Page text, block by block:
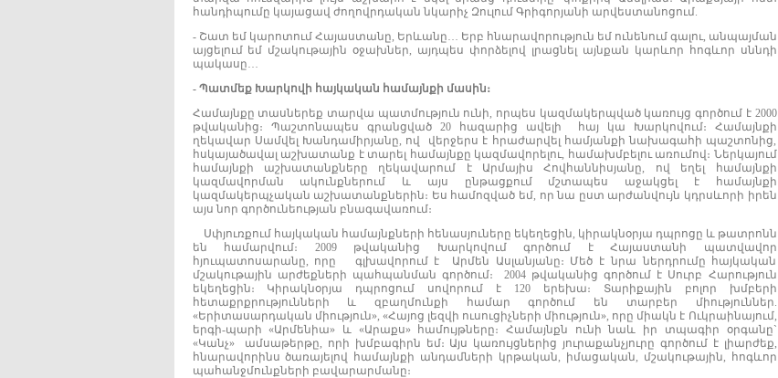
հանդիպումը կայացավ ժողովրդական նկարիչ Զուլում Գրիգորյանի արվեստանոցում.
- Շատ եմ կարոտում Հայաստանը, Երևանը… Երբ հնարավորություն եմ ունենում գալու, անպայման
այցելում եմ մշակութային օջախներ, այդպես փորձելով լրացնել այնքան կարևոր հոգևոր սննդի
պակասը…
- Պատմեք Խարկովի հայկական համայնքի մասին։
Համայնքը տասներեք տարվա պատմություն ունի, որպես կազմակերպված կառույց գործում է 2000
թվականից։ Պաշտոնապես գրանցված 20 հազարից ավելի հայ կա Խարկովում։ Համայնքի
ղեկավար Սամվել Խանդամիրյանը, ով վերջերս է հրաժարվել համյանքի նախագահի պաշտոնից,
հսկայածավալ աշխատանք է տարել համայնքը կազմավորելու, համախմբելու առումով։ Ներկայում
համայնքի աշխատանքները ղեկավարում է Արմայիս Հովհաննիսյանը, ով եղել համայնքի
կազմավորման ակունքներում և այս ընթացքում մշտապես աջակցել է համայնքի
կազմակերպչական աշխատանքներին։ Ես համոզված եմ, որ նա ըստ արժանվույն կդրսևորի իրեն
այս նոր գործունեության բնագավառում։
Սփյուռքում հայկական համայնքների հենասյուները եկեղեցին, կիրակնօրյա դպրոցը և թատրոնն
են համարվում։ 2009 թվականից Խարկովում գործում է Հայաստանի պատվավոր
հյուպատոսարանը, որը գլխավորում է Արմեն Ասլանյանը։ Մեծ է նրա ներդրումը հայկական
մշակութային արժեքների պահպանման գործում։ 2004 թվականից գործում է Սուրբ Հարություն
եկեղեցին։ Կիրակնօրյա դպրոցում սովորում է 120 երեխա։ Տարիքային բոլոր խմբերի
հետաքրքրությունների և զբաղմունքի համար գործում են տարբեր միություններ.
«Երիտասարդական միություն», «Հայոց լեզվի ուսուցիչների միություն», որը միակն է Ուկրաինայում,
երգի-պարի «Արմենիա» և «Արաքս» համույթները։ Համայնքն ունի նաև իր տպագիր օրգանը`
«Կանչ» ամսաթերթը, որի խմբագիրն եմ։ Այս կառույցներից յուրաքանչյուրը գործում է լիարժեք,
հնարավորինս ծառայելով համայնքի անդամների կրթական, իմացական, մշակութային, հոգևոր
պահանջմունքների բավարարմանը։